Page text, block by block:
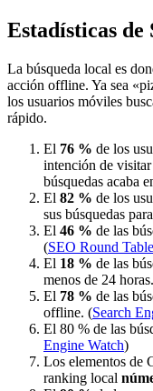
Estadísticas de
La búsqueda local es
acción offline. Ya sea
los usuarios móviles
rápido.
El 76 % de los
intención de
búsquedas acaba
El 82 % de los
sus búsquedas
El 46 % de las
(SEO Round Table
El 18 % de las
menos de 24
El 78 % de las
offline. (Search
El 80 % de las
Engine Watch)
Los elementos de
ranking local